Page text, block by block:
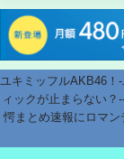
ユキミッフルAKB46！
ィックが止まらない
愕まとめ速報にロマ